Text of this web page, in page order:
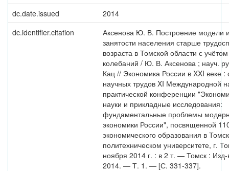
dc.date.issued
2014
dc.identifier.citation
Аксенова Ю. В. Построение модели
занятости населения старше
возраста в Томской области с
колебаний / Ю. В. Аксенова ; науч.
Кац // Экономика России в XXI веке :
научных трудов XI Международной
практической конференции
науки и прикладные исследования:
фундаментальные проблемы
экономики России", посвященной
экономического образования в
политехническом университете, г.
ноября 2014 г. : в 2 т. — Томск :
2014. — Т. 1. — [С. 331-337].